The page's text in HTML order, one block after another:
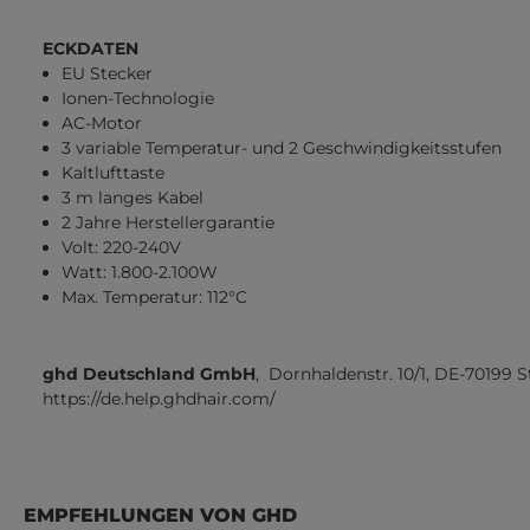
ECKDATEN
EU Stecker
Ionen-Technologie
AC-Motor
3 variable Temperatur- und 2 Geschwindigkeitsstufen
Kaltlufttaste
3 m langes Kabel
2 Jahre Herstellergarantie
Volt: 220-240V
Watt: 1.800-2.100W
Max. Temperatur: 112°C
ghd Deutschland GmbH, Dornhaldenstr. 10/1, DE-70199
https://de.help.ghdhair.com/
Produktgalerie überspringen
EMPFEHLUNGEN VON GHD